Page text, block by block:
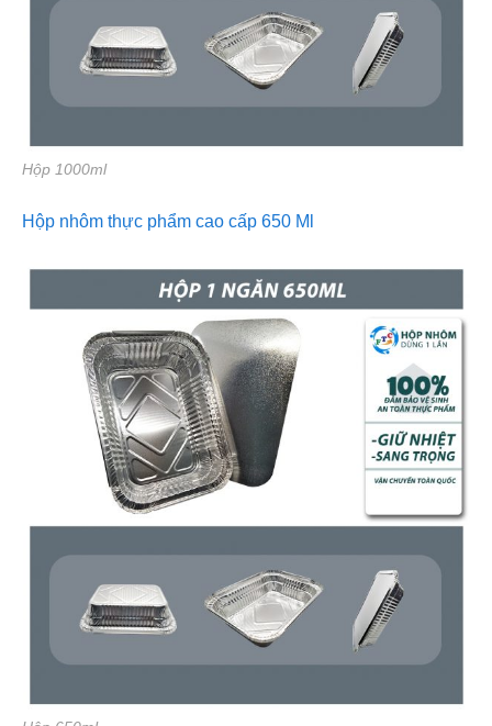
Hộp 1000ml
Hộp nhôm thực phẩm cao cấp 650 Ml